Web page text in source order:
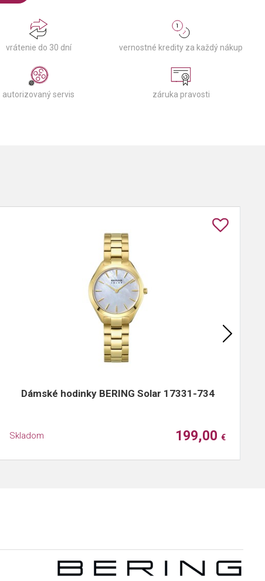
vrátenie do 30 dní vernostné kredity za každý nákup
autorizovaný servis záruka pravosti
Dámské hodinky BERING Solar 17331-734
Skladom 199,00 €